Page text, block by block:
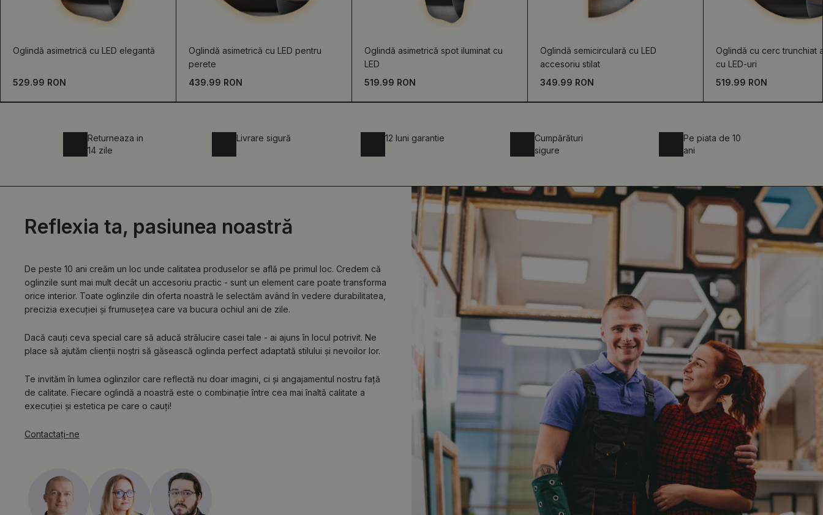
Oglindă asimetrică cu LED elegantă
529.99 RON
Oglindă asimetrică cu LED pentru
perete
439.99 RON
Oglindă asimetrică spot iluminat cu
LED
519.99 RON
Oglindă semicirculară cu LED
accesoriu stilat
349.99 RON
Oglindă cu cerc trunchiat
cu LED-uri
519.99 RON
Returneaza in
14 zile
Livrare sigură 12 luni garantie
Cumpărături
sigure
Pe piata de 10
ani
Reflexia ta, pasiunea noastră
De peste 10 ani creăm un loc unde calitatea produselor se află pe primul loc. Credem că
oglinzile sunt mai mult decât un accesoriu practic - sunt un element care poate transforma
orice interior. Toate oglinzile din oferta noastră le selectăm având în vedere durabilitatea,
precizia execuției și frumusețea care va bucura ochiul ani de zile.
Dacă cauți ceva special care să aducă strălucire casei tale - ai ajuns în locul potrivit. Ne
place să ajutăm clienții noștri să găsească oglinda perfect adaptată stilului și nevoilor lor.
Te invităm în lumea oglinzilor care reflectă nu doar imagini, ci și angajamentul nostru față
de calitate. Fiecare oglindă a noastră este o combinație între cea mai înaltă calitate a
execuției și estetica pe care o cauți!
Contactaţi-ne